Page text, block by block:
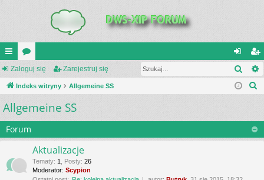
UI
C
K
_L
IN
or
a
al
og
si
ę
ar
ej
tru
j
Zaloguj się Zarejestruj się
Indeks witryny Allgemeine SS
a
Allgemeine SS
Forum
Aktualizacje
Tematy: 1 Posty: 26
Moderator: Scypion